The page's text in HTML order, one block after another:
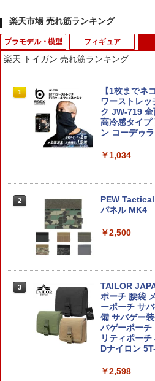
楽天市場 売れ筋ランキング
プラモデル・模型
1
MODEROID
ボ』 ゲッタ
式プラモデル)
￥3,854
ラモデル)
￥3,885
コトブキヤ
st Engage
ラモデル
フィギュア
1
ド頂上決戦-
PIRITS]《01
￥8,910
ラインドボッ
可動フィギュ
3
大きいフィギ
イ ステージ 3
ク)
￥3,080
超像可動「空
楽天 トイガン 売れ筋ランキング
1
【1枚までネ
ワーストレ
ク JW-719
高冷感タイプ
ン コーデゥ
￥1,034
2
PEW
パネル MK4
￥2,500
3
TAILOR
ポーチ 腰袋
ーポーチ サ
備 サバゲー
バゲーポーチ
リティポー
Dナイロン
￥2,598